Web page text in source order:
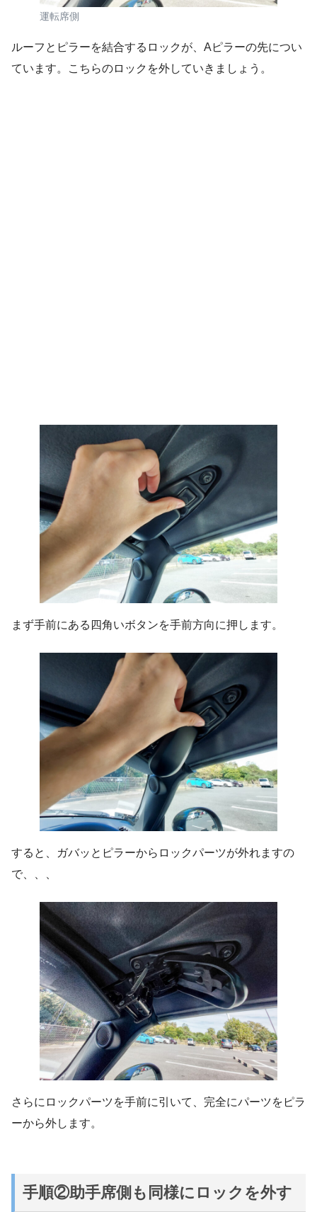
運転席側
ルーフとピラーを結合するロックが、Aピラーの先につい
ています。こちらのロックを外していきましょう。
まず手前にある四角いボタンを手前方向に押します。
すると、ガバッとピラーからロックパーツが外れますの
で、、、
さらにロックパーツを手前に引いて、完全にパーツをピラ
ーから外します。
手順②助手席側も同様にロックを外す